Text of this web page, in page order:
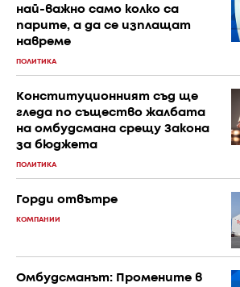
най-важно само колко са
парите, а да се изплащат
навреме
ПОЛИТИКА
Конституционният съд ще
гледа по същество жалбата
на омбудсмана срещу Закона
за бюджета
ПОЛИТИКА
Горди отвътре
КОМПАНИИ
Омбудсманът: Промените в